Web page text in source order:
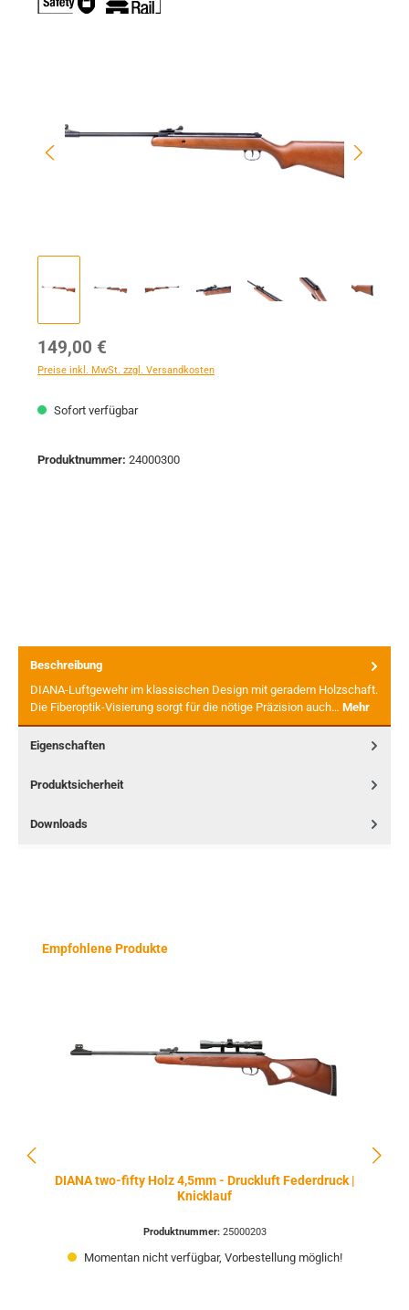
Regulärer Preis:
149,00 €
Preise inkl. MwSt. zzgl. Versandkosten
Sofort verfügbar
Produktnummer: 24000300
Beschreibung
DIANA-Luftgewehr im klassischen Design mit geradem Holzschaft.
Die Fiberoptik-Visierung sorgt für die nötige Präzision auch… Mehr
Eigenschaften
Produktsicherheit
Downloads
Produktgalerie überspringen
Empfohlene Produkte
DIANA two-fifty Holz 4,5mm - Druckluft Federdruck |
Knicklauf
Produktnummer: 25000203
Momentan nicht verfügbar, Vorbestellung möglich!